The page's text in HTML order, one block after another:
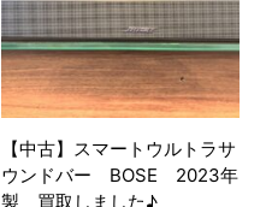
【中古】スマートウルトラサ
ウンドバー BOSE 2023年
製 買取しました♪